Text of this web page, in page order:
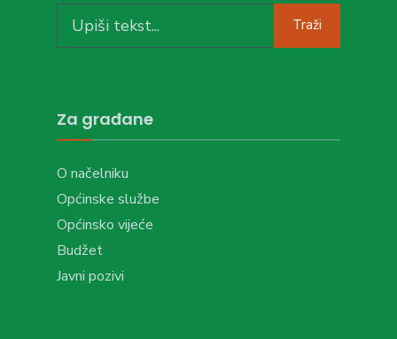
for:
Traži
Za građane
O načelniku
Općinske službe
Općinsko vijeće
Budžet
Javni pozivi